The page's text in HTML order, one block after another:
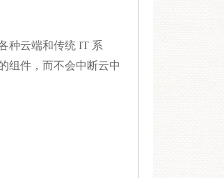
种云端和传统 IT 系
组件，而不会中断云中